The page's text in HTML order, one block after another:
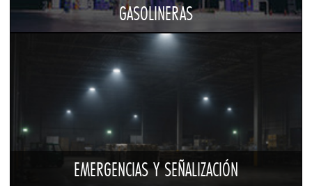
GASOLINERAS
EMERGENCIAS Y SEÑALIZACIÓN